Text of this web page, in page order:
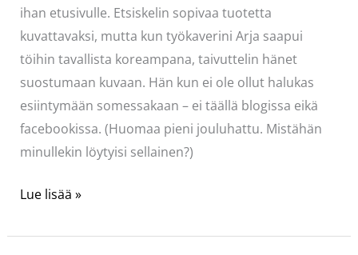
ihan etusivulle. Etsiskelin sopivaa tuotetta
kuvattavaksi, mutta kun työkaverini Arja saapui
töihin tavallista koreampana, taivuttelin hänet
suostumaan kuvaan. Hän kun ei ole ollut halukas
esiintymään somessakaan – ei täällä blogissa eikä
facebookissa. (Huomaa pieni jouluhattu. Mistähän
minullekin löytyisi sellainen?)
Etusivun
Lue lisää »